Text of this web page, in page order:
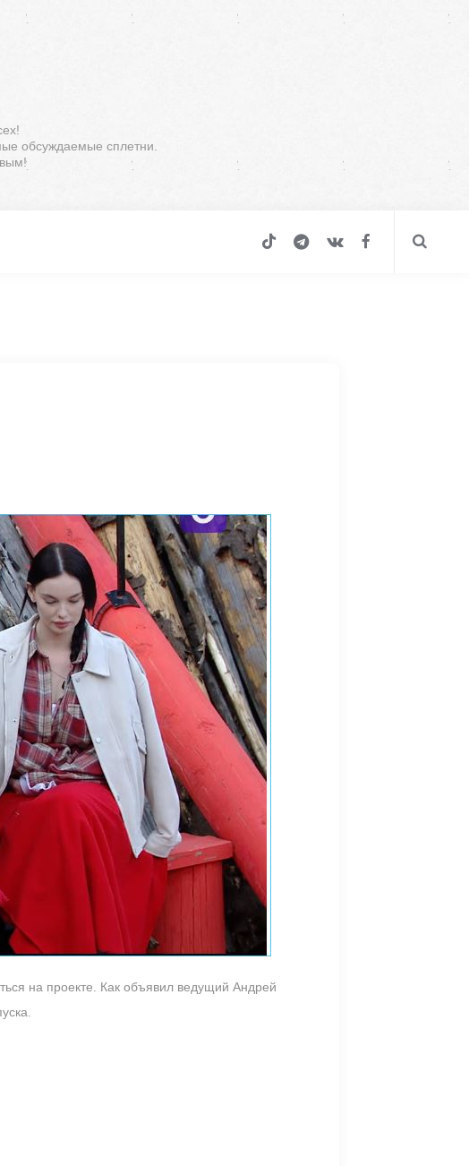
обсуждаемые сплетни.
на проекте. Как объявил ведущий Андрей